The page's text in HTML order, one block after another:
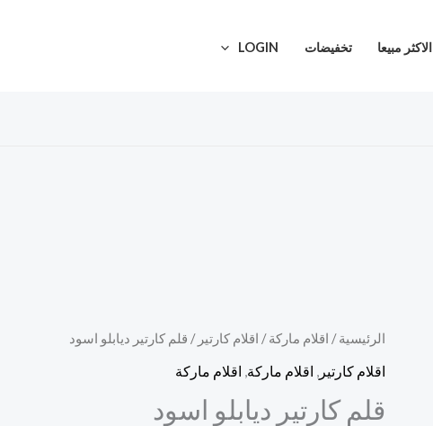
الاكثر مبيعا تخفيضات LOGIN
الرئيسية/ اقلام ماركة/ اقلام كارتير / قلم كارتير ديابلو اسود
اقلام كارتير اقلام ماركة اقلام ماركة
قلم كارتير ديابلو اسود
كمية
قلم
ديابلو